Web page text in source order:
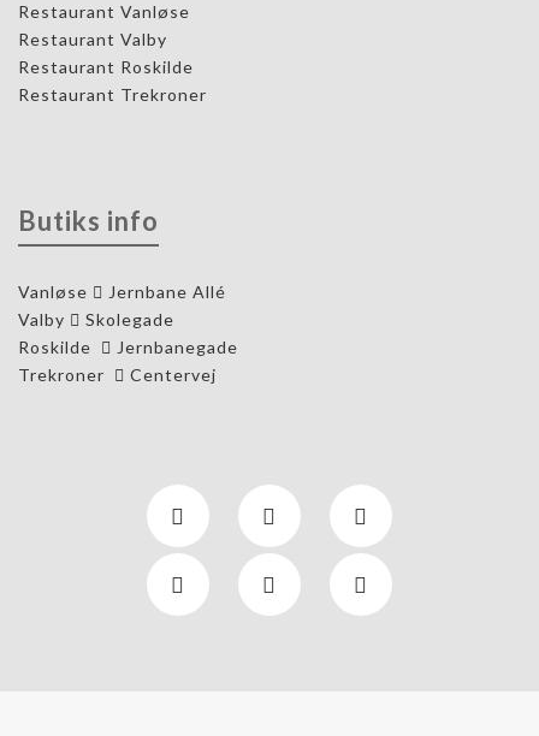
Restaurant Vanløse
Restaurant Valby
Restaurant Roskilde
Restaurant Trekroner
Butiks info
Vanløse
Jernbane Allé
Valby
Skolegade
Roskilde
Jernbanegade
Trekroner
Centervej